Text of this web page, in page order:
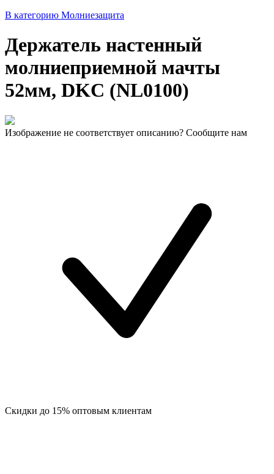
В категорию Молниезащита
Держатель настенный
молниеприемной мачты
52мм, DKC (NL0100)
Изображение не соответствует описанию? Сообщите нам
Скидки до 15% оптовым клиентам